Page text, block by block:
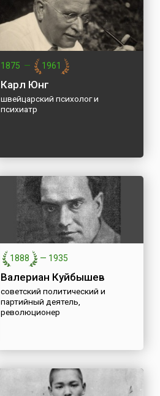
1875 — 1961
Карл Юнг
швейцарский психолог и
психиатр
1888 — 1935
Валериан Куйбышев
советский политический и
партийный деятель,
революционер